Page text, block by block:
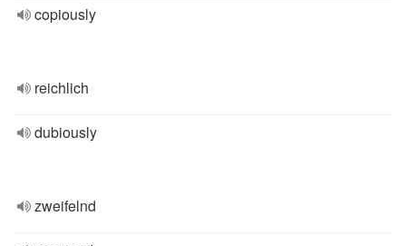
copiously
reichlich
dubiously
zweifelnd